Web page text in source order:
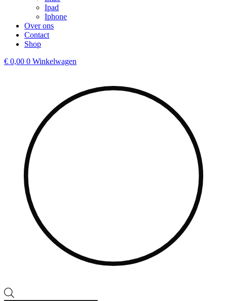
Ipad
Iphone
Over ons
Contact
Shop
€ 0,00 0 Winkelwagen